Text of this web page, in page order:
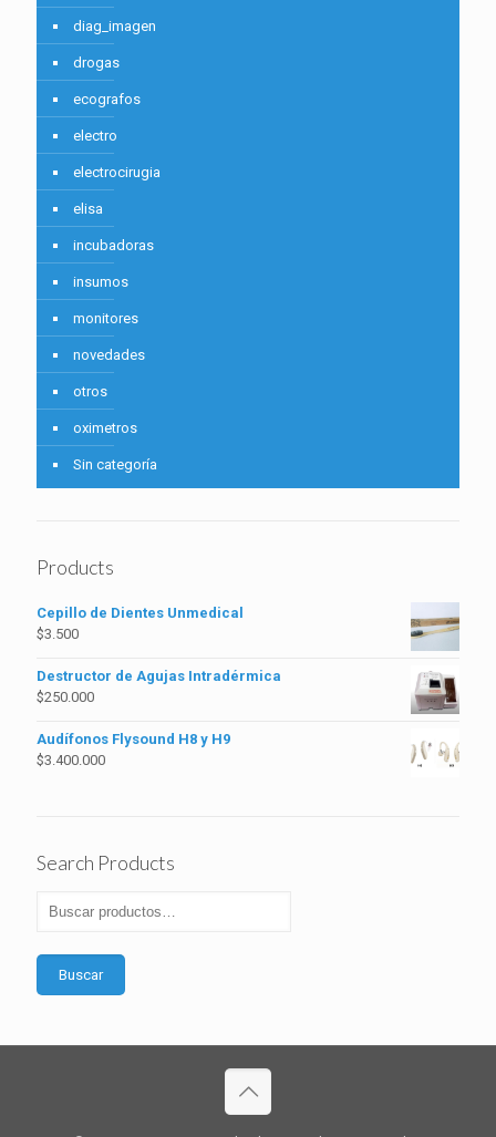
diag_imagen
drogas
ecografos
electro
electrocirugia
elisa
incubadoras
insumos
monitores
novedades
otros
oximetros
Sin categoría
Products
Cepillo de Dientes Unmedical
$3.500
Destructor de Agujas Intradérmica
$250.000
Audífonos Flysound H8 y H9
$3.400.000
Search Products
Buscar